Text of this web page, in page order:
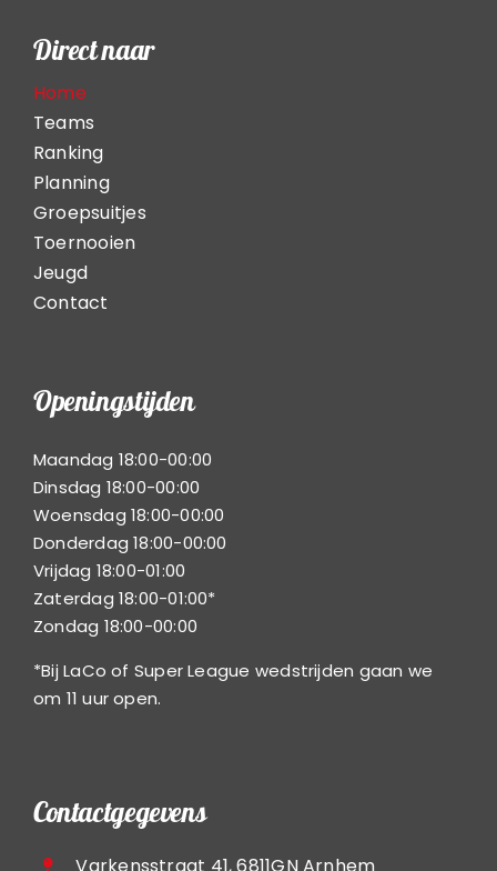
Direct naar
Home
Teams
Ranking
Planning
Groepsuitjes
Toernooien
Jeugd
Contact
Openingstijden
Maandag 18:00-00:00
Dinsdag 18:00-00:00
Woensdag 18:00-00:00
Donderdag 18:00-00:00
Vrijdag 18:00-01:00
Zaterdag 18:00-01:00*
Zondag 18:00-00:00
*Bij LaCo of Super League wedstrijden gaan we
om 11 uur open.
Contactgegevens